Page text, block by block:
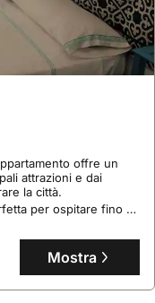
offre un
attrazioni e dai
la città.
per ospitare fino a
internet e un
ogni soggiorno.
Mostra